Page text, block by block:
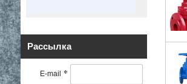
Рассылка
E-mail *